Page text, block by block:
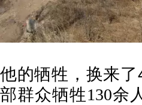
他的牺牲，换来了
部群众牺牲130余